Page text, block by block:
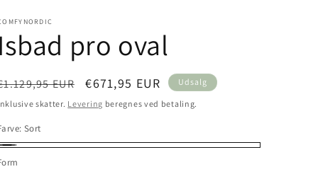
Isbad pro oval
EUR Udsalgspris
€671,95 EUR Udsalg
skatter. Levering beregnes ved betaling.
Sort